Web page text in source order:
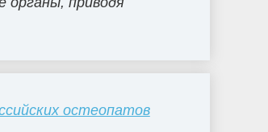
остеопатов